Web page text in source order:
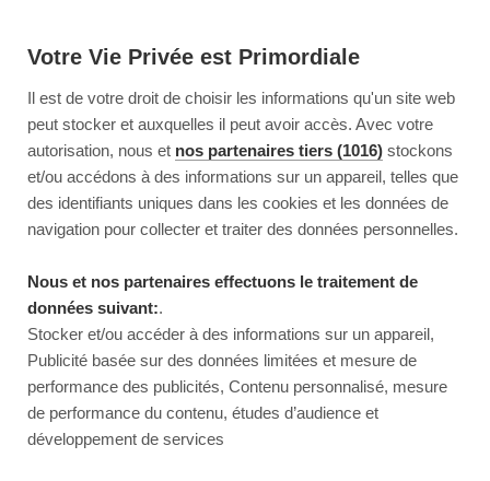
Votre Vie Privée est Primordiale
Il est de votre droit de choisir les informations qu'un site web
peut stocker et auxquelles il peut avoir accès. Avec votre
autorisation, nous et nos partenaires tiers (1016) stockons
et/ou accédons à des informations sur un appareil, telles que
des identifiants uniques dans les cookies et les données de
navigation pour collecter et traiter des données personnelles.
Nous et nos partenaires effectuons le traitement de
données suivant:.
Stocker et/ou accéder à des informations sur un appareil,
Publicité basée sur des données limitées et mesure de
performance des publicités, Contenu personnalisé, mesure
de performance du contenu, études d’audience et
développement de services